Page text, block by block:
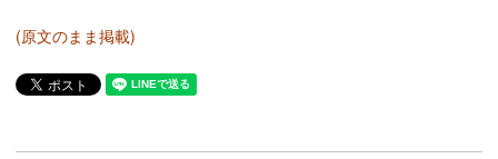
(原文のまま掲載)